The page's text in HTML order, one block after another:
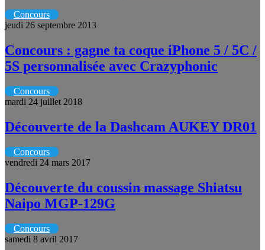
Concours
jeudi 26 septembre 2013
Concours : gagne ta coque iPhone 5 / 5C /
5S personnalisée avec Crazyphonic
Concours
mardi 24 juillet 2018
Découverte de la Dashcam AUKEY DR01
Concours
vendredi 24 mars 2017
Découverte du coussin massage Shiatsu
Naipo MGP-129G
Concours
samedi 8 avril 2017